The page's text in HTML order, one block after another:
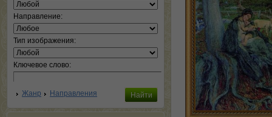
Направление:
Тип изображения:
Ключевое слово:
Жанр Направления